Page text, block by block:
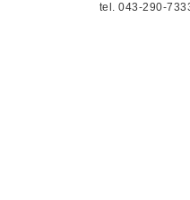
tel.043-290-